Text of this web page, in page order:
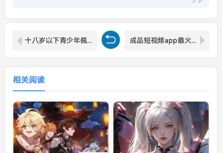
十八岁以下青少年佩戴耳机会带来哪些影响和风险？ 成品短视频app最火的一句话究竟表达了什么样的用户心理？
相关阅读